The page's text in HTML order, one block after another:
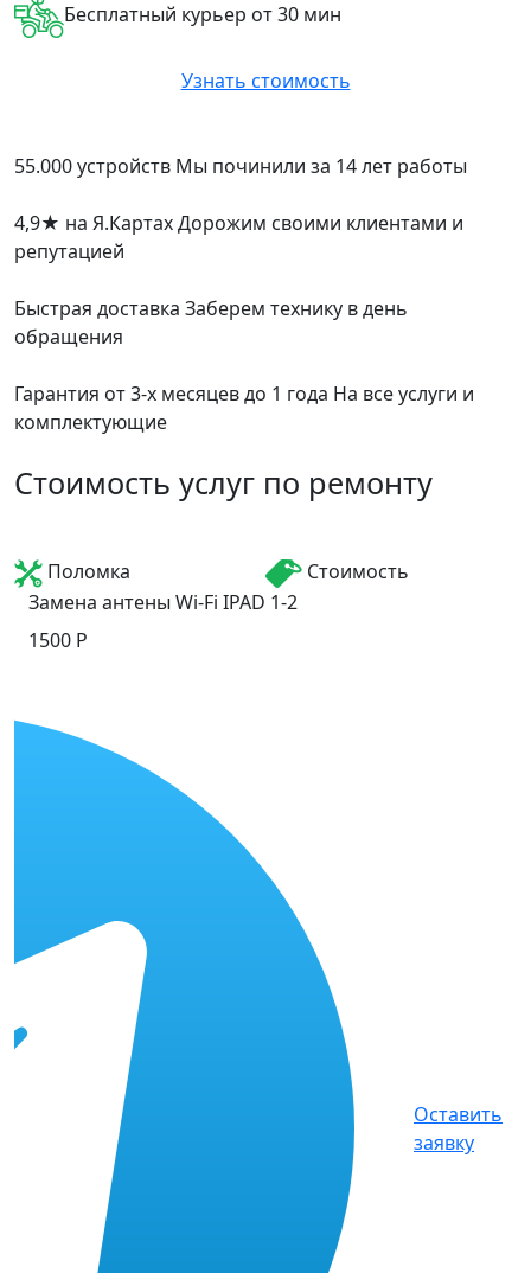
Бесплатный курьер от 30 мин
Узнать стоимость
55.000 устройств Мы починили за 14 лет работы
4,9★ на Я.КартахДорожим своими клиентами и
репутацией
Быстрая доставка Заберем технику в день
обращения
Гарантия от 3-х месяцев до 1 года На все услуги и
комплектующие
Стоимость услуг по ремонту
Поломка
Стоимость
Замена антены Wi-Fi IPAD 1-2
1500 P
Оставить
заявку